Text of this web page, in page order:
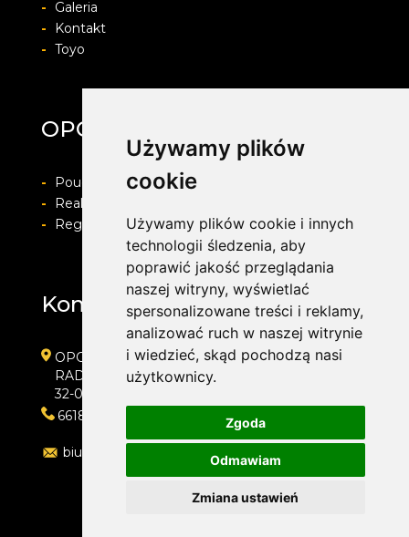
Używamy plików
cookie
Używamy plików cookie i innych
technologii śledzenia, aby
poprawić jakość przeglądania
naszej witryny, wyświetlać
spersonalizowane treści i reklamy,
analizować ruch w naszej witrynie
i wiedzieć, skąd pochodzą nasi
użytkownicy.
Zgoda
Odmawiam
Zmiana ustawień
-
Galeria
-
Kontakt
- Toyo
OPONY ŚMIGIELSKI
-
Pouczenie o prawie do odstapienia od umowy
-
Realizacja zamówienia i formy płatności
-
Regulamin i Polityka prywatności
Kontakt
OPONY ŚMIGIELSKI
RADZISZOWSKA 14A
32-050 SKAWINA
661873973
biuro@oponyskawina.pl